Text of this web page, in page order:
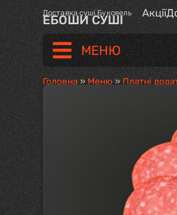
Доставка суші Буковель
ЕБОШИ СУШІ Акції
МЕНЮ
Головна » Меню » Платні